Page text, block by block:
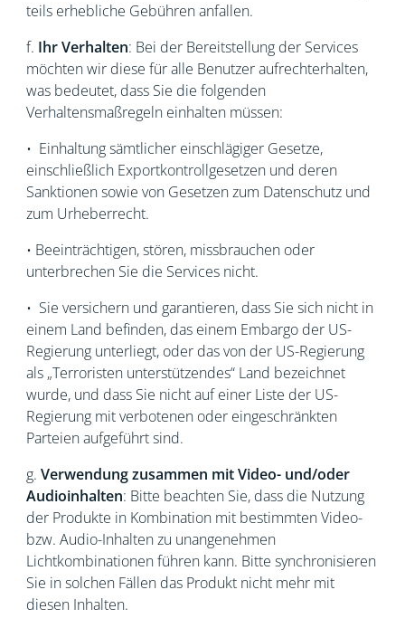
teils erhebliche Gebühren anfallen.
f. Ihr Verhalten: Bei der Bereitstellung der Services
möchten wir diese für alle Benutzer aufrechterhalten,
was bedeutet, dass Sie die folgenden
Verhaltensmaßregeln einhalten müssen:
• Einhaltung sämtlicher einschlägiger Gesetze,
einschließlich Exportkontrollgesetzen und deren
Sanktionen sowie von Gesetzen zum Datenschutz und
zum Urheberrecht.
• Beeinträchtigen, stören, missbrauchen oder
unterbrechen Sie die Services nicht.
• Sie versichern und garantieren, dass Sie sich nicht in
einem Land befinden, das einem Embargo der US-
Regierung unterliegt, oder das von der US-Regierung
als „Terroristen unterstützendes“ Land bezeichnet
wurde, und dass Sie nicht auf einer Liste der US-
Regierung mit verbotenen oder eingeschränkten
Parteien aufgeführt sind.
g. Verwendung zusammen mit Video- und/oder
Audioinhalten: Bitte beachten Sie, dass die Nutzung
der Produkte in Kombination mit bestimmten Video-
bzw. Audio-Inhalten zu unangenehmen
Lichtkombinationen führen kann. Bitte synchronisieren
Sie in solchen Fällen das Produkt nicht mehr mit
diesen Inhalten.